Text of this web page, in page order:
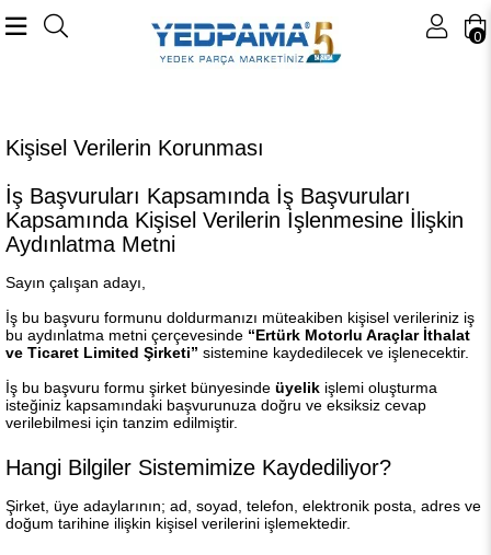
0
Kişisel Verilerin Korunması
İş Başvuruları Kapsamında İş Başvuruları
Kapsamında Kişisel Verilerin İşlenmesine İlişkin
Aydınlatma Metni
Sayın çalışan adayı,
İş bu başvuru formunu doldurmanızı müteakiben kişisel verileriniz iş
bu aydınlatma metni çerçevesinde “Ertürk Motorlu Araçlar İthalat
ve Ticaret Limited Şirketi” sistemine kaydedilecek ve işlenecektir.
İş bu başvuru formu şirket bünyesinde üyelik işlemi oluşturma
isteğiniz kapsamındaki başvurunuza doğru ve eksiksiz cevap
verilebilmesi için tanzim edilmiştir.
Hangi Bilgiler Sistemimize Kaydediliyor?
Şirket, üye adaylarının; ad, soyad, telefon, elektronik posta, adres ve
doğum tarihine ilişkin kişisel verilerini işlemektedir.